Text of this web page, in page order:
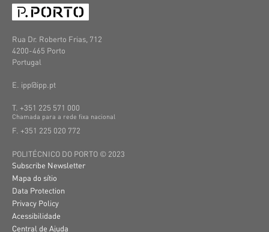
Rua Dr. Roberto Frias, 712
4200-465 Porto
Portugal
E. ipp@ipp.pt
T. +351 225 571 000
Chamada para a rede fixa nacional
F. +351 225 020 772
POLITÉCNICO DO PORTO © 2023
Subscribe Newsletter
Mapa do sítio
Data Protection
Privacy Policy
Acessibilidade
Central de Ajuda